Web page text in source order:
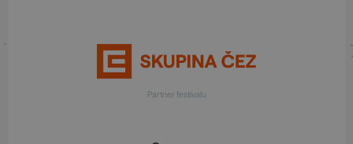
Partner festivalu